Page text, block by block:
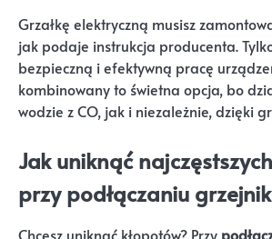
Grzałkę elektryczną musisz
jak podaje instrukcja producenta.
bezpieczną i efektywną pracę
kombinowany to świetna opcja, bo
wodzie z CO, jak i niezależnie, dzięki
Jak uniknąć
przy podłączaniu